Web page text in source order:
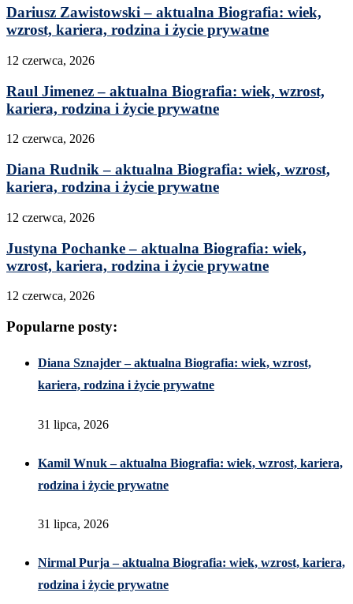
Dariusz Zawistowski – aktualna Biografia: wiek,
wzrost, kariera, rodzina i życie prywatne
12 czerwca, 2026
Raul Jimenez – aktualna Biografia: wiek, wzrost,
kariera, rodzina i życie prywatne
12 czerwca, 2026
Diana Rudnik – aktualna Biografia: wiek, wzrost,
kariera, rodzina i życie prywatne
12 czerwca, 2026
Justyna Pochanke – aktualna Biografia: wiek,
wzrost, kariera, rodzina i życie prywatne
12 czerwca, 2026
Popularne posty:
Diana Sznajder – aktualna Biografia: wiek, wzrost,
kariera, rodzina i życie prywatne
31 lipca, 2026
Kamil Wnuk – aktualna Biografia: wiek, wzrost, kariera,
rodzina i życie prywatne
31 lipca, 2026
Nirmal Purja – aktualna Biografia: wiek, wzrost, kariera,
rodzina i życie prywatne